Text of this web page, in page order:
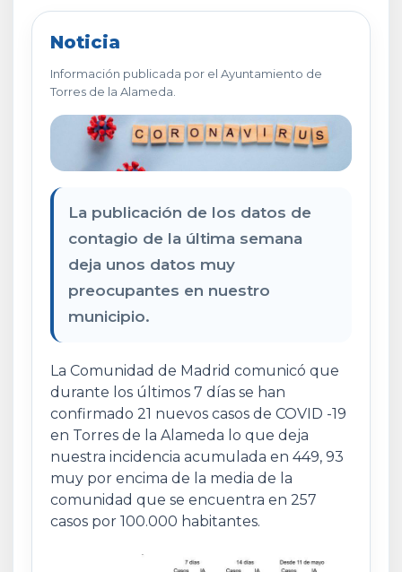
Noticia
Información publicada por el Ayuntamiento de
Torres de la Alameda.
La publicación de los datos de
contagio de la última semana
deja unos datos muy
preocupantes en nuestro
municipio.
La Comunidad de Madrid comunicó que
durante los últimos 7 días se han
confirmado 21 nuevos casos de COVID -19
en Torres de la Alameda lo que deja
nuestra incidencia acumulada en 449, 93
muy por encima de la media de la
comunidad que se encuentra en 257
casos por 100.000 habitantes.